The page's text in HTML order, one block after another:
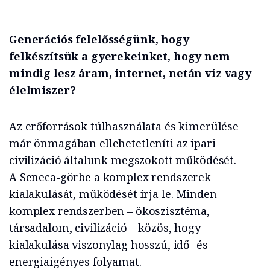
Generációs felelősségünk, hogy
felkészítsük a gyerekeinket, hogy nem
mindig lesz áram, internet, netán víz vagy
élelmiszer?
Az erőforrások túlhasználata és kimerülése
már önmagában ellehetetleníti az ipari
civilizáció általunk megszokott működését.
A Seneca-görbe a komplex rendszerek
kialakulását, működését írja le. Minden
komplex rendszerben – ökoszisztéma,
társadalom, civilizáció – közös, hogy
kialakulása viszonylag hosszú, idő- és
energiaigényes folyamat.